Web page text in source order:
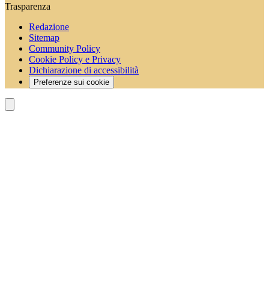
Trasparenza
Redazione
Sitemap
Community Policy
Cookie Policy e Privacy
Dichiarazione di accessibilità
Preferenze sui cookie